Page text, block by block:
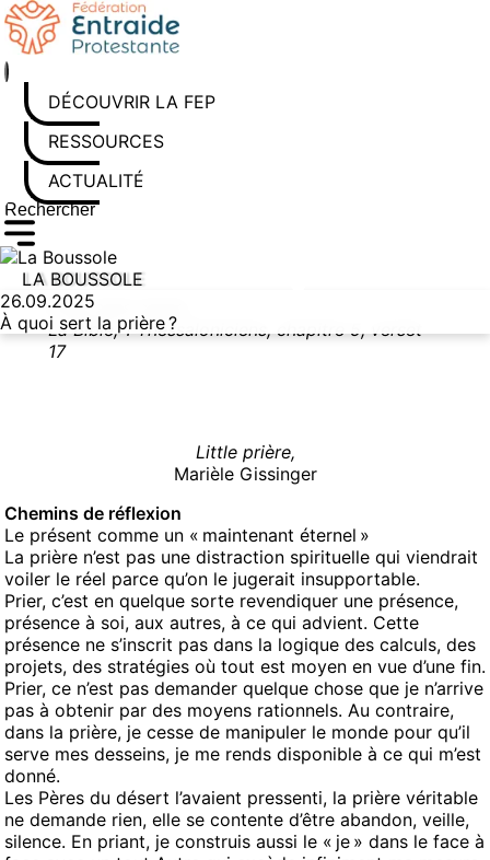
Aller au contenu
DÉCOUVRIR LA FEP
RESSOURCES
ACTUALITÉS
Rechercher sur le site
Saisissez au moins 3 caractères pour lancer la recherche
LA BOUSSOLE
26.09.2025
À quoi sert la prière ?
Priez sans cesse.
La Bible, 1 Thessaloniciens, chapitre 5, verset
17
Little prière,
Marièle Gissinger
Chemins de réflexion
Le présent comme un « maintenant éternel »
La prière n’est pas une distraction spirituelle qui viendrait
voiler le réel parce qu’on le jugerait insupportable.
Prier, c’est en quelque sorte revendiquer une présence,
présence à soi, aux autres, à ce qui advient. Cette
présence ne s’inscrit pas dans la logique des calculs, des
projets, des stratégies où tout est moyen en vue d’une fin.
Prier, ce n’est pas demander quelque chose que je n’arrive
pas à obtenir par des moyens rationnels. Au contraire,
dans la prière, je cesse de manipuler le monde pour qu’il
serve mes desseins, je me rends disponible à ce qui m’est
donné.
Les Pères du désert l’avaient pressenti, la prière véritable
ne demande rien, elle se contente d’être abandon, veille,
silence. En priant, je construis aussi le « je » dans le face à